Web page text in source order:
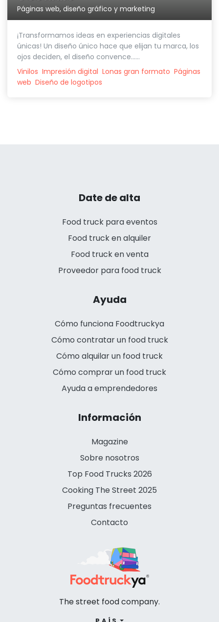
Páginas web, diseño gráfico y marketing
¡Transformamos ideas en experiencias digitales
únicas! Un diseño único hace que elijan tu marca, los
ojos deciden, el diseño convence......
Vinilos Impresión digital Lonas gran formato Páginas
web Diseño de logotipos
Date de alta
Food truck para eventos
Food truck en alquiler
Food truck en venta
Proveedor para food truck
Ayuda
Cómo funciona Foodtruckya
Cómo contratar un food truck
Cómo alquilar un food truck
Cómo comprar un food truck
Ayuda a emprendedores
Información
Magazine
Sobre nosotros
Top Food Trucks 2026
Cooking The Street 2025
Preguntas frecuentes
Contacto
The street food company.